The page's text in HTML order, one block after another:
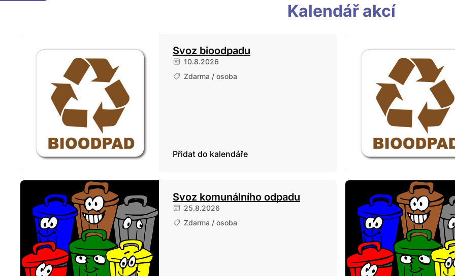
Kalendář akcí
Svoz bioodpadu
10.8.2026
Zdarma / osoba
Přidat do kalendáře
Svoz komunálního odpadu
25.8.2026
Zdarma / osoba